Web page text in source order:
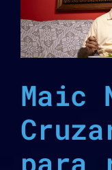
Maic